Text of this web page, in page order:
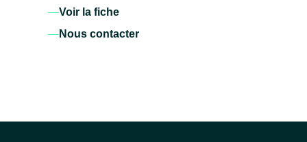
Voir la fiche
Nous contacter